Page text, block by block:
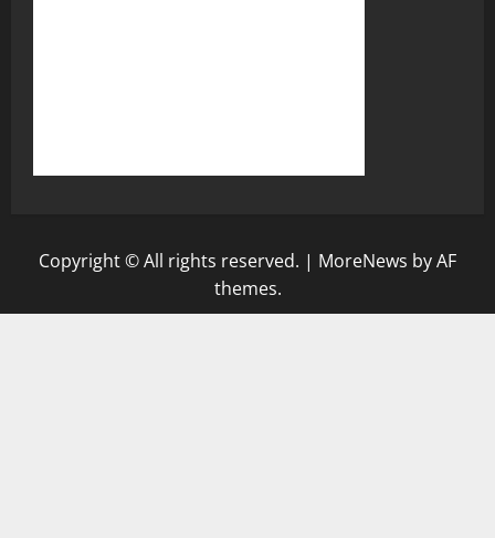
Copyright © All rights reserved. | MoreNews by AF
themes.